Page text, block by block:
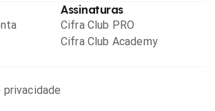
Assinaturas
Cifra Club PRO
Cifra Club Academy
privacidade